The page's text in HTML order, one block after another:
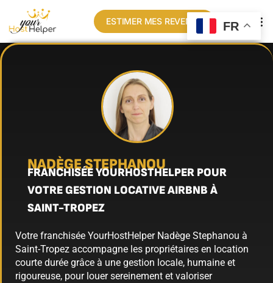
ESTIMER MES REVENUS
NADÈGE STEPHANOU
FRANCHISÉE YOURHOSTHELPER POUR
VOTRE GESTION LOCATIVE AIRBNB À
SAINT-TROPEZ
Votre franchisée YourHostHelper Nadège Stephanou à
Saint-Tropez accompagne les propriétaires en location
courte durée grâce à une gestion locale, humaine et
rigoureuse, pour louer sereinement et valoriser
FR